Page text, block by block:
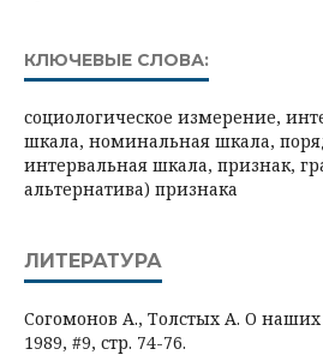
КЛЮЧЕВЫЕ СЛОВА:
социологическое измерение,
шкала, номинальная шкала,
интервальная шкала, признак,
альтернатива) признака
ЛИТЕРАТУРА
Согомонов А., Толстых А. О
1989, #9, стр. 74-76.